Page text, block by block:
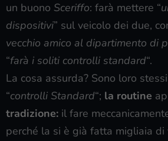
un buono Sceriffo: farà mettere “
dispositivi” sul veicolo dei due,
vecchio amico al dipartimento di
“farà i soliti controlli standard“.
La cosa assurda? Sono loro
“controlli Standard“; la routine
tradizione: il fare
perché la si è già fatta migliaia di